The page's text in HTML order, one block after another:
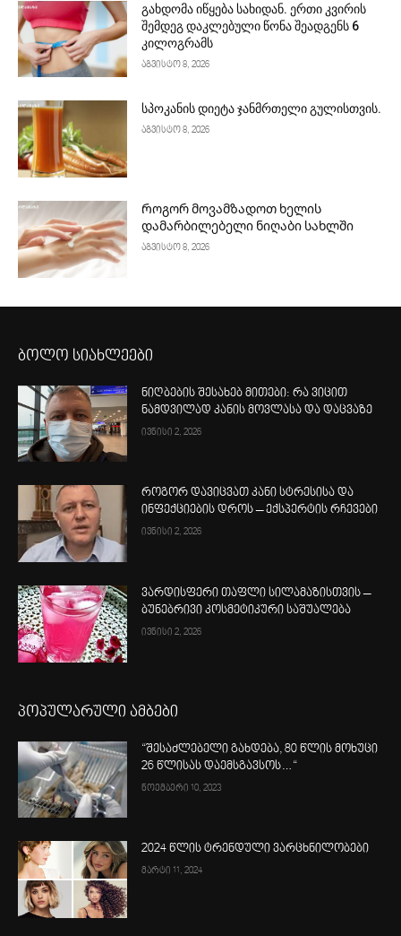
გახდომა იწყება სახიდან. ერთი კვირის
შემდეგ დაკლებული წონა შეადგენს 6
კილოგრამს
აგვისტო 8, 2026
სპოკანის დიეტა ჯანმრთელი გულისთვის.
აგვისტო 8, 2026
Როგორ მოვამზადოთ ხელის
დამარბილებელი ნიღაბი სახლში
აგვისტო 8, 2026
ბოლო სიახლეები
ნიღბების შესახებ მითები: რა ვიცით
ნამდვილად კანის მოვლასა და დაცვაზე
ივნისი 2, 2026
როგორ დავიცვათ კანი სტრესისა და
ინფექციების დროს – ექსპერტის რჩევები
ივნისი 2, 2026
ვარდისფერი თაფლი სილამაზისთვის –
ბუნებრივი კოსმეტიკური საშუალება
ივნისი 2, 2026
პოპულარული ამბები
“შესაძლებელი გახდება, 80 წლის მოხუცი
26 წლისას დაემსგავსოს…“
ნოემბერი 10, 2023
2024 წლის ტრენდული ვარცხნილობები
მარტი 11, 2024